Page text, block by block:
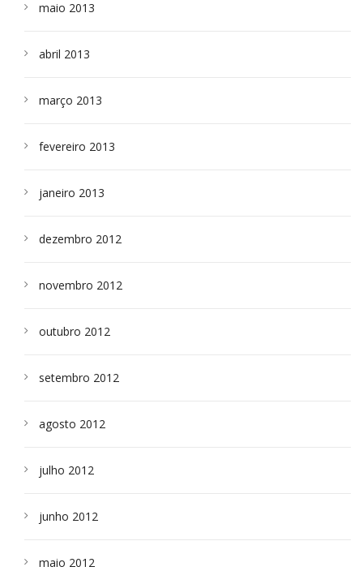
maio 2013
abril 2013
março 2013
fevereiro 2013
janeiro 2013
dezembro 2012
novembro 2012
outubro 2012
setembro 2012
agosto 2012
julho 2012
junho 2012
maio 2012